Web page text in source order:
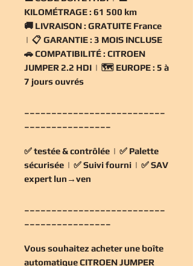
KILOMÉTRAGE : 61 500 km
🚚 LIVRAISON : GRATUITE France
| 📋 GARANTIE : 3 MOIS INCLUSE
🚗COMPATIBILITÉ : CITROEN
JUMPER 2.2 HDI | 🗺️ EUROPE : 5 à
7 jours ouvrés
✅testée & contrôlée | ✅ Palette
sécurisée | ✅Suivi fourni | ✅SAV
expert lun→ven
Vous souhaitez acheter une boîte
automatique CITROEN JUMPER